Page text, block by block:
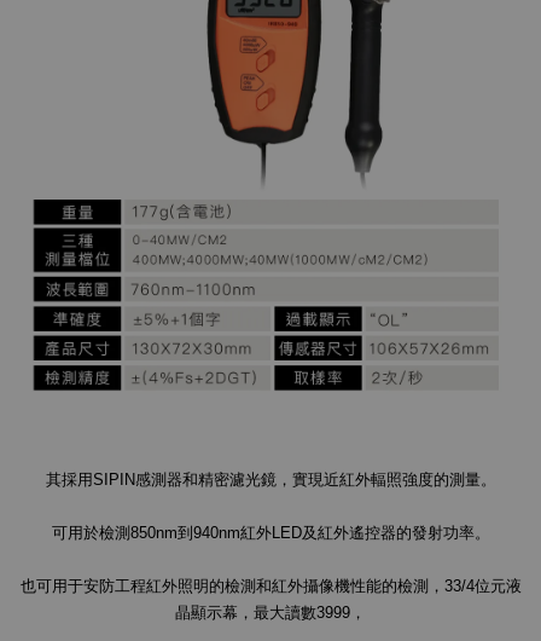
其採用SIPIN感測器和精密濾光鏡，實現近紅外輻照強度的測量。
可用於檢測850nm到940nm紅外LED及紅外遙控器的發射功率。
也可用于安防工程紅外照明的檢測和紅外攝像機性能的檢測，33/4位元液
晶顯示幕，最大讀數3999，